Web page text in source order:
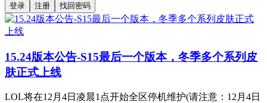
登录 注册 找回密码
15.24版本公告-S15最后一个版本，冬季多个系列皮
肤正式上线
LOL将在12月4日凌晨1点开始全区停机维护(请注意：12月4日